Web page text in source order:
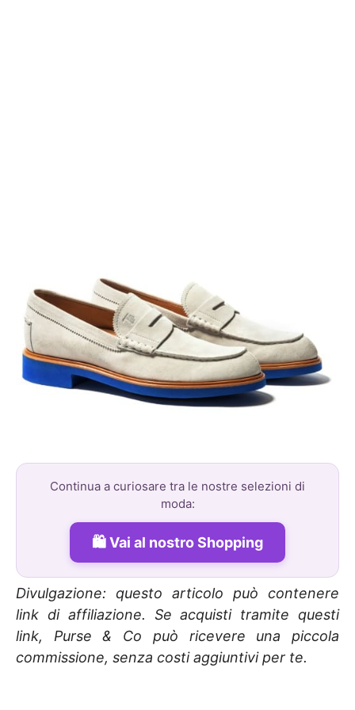
Continua a curiosare tra le nostre selezioni di
moda:
Vai al nostro Shopping
Divulgazione: questo articolo può contenere
link di affiliazione. Se acquisti tramite questi
link, Purse & Co può ricevere una piccola
commissione, senza costi aggiuntivi per te.